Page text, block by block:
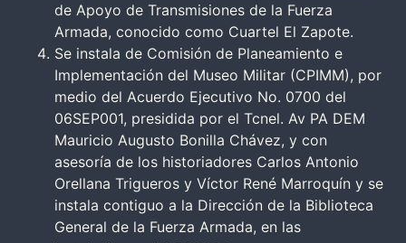
de Apoyo de Transmisiones de la Fuerza
Armada, conocido como Cuartel El Zapote.
Se instala de Comisión de Planeamiento e
Implementación del Museo Militar (CPIMM), por
medio del Acuerdo Ejecutivo No. 0700 del
06SEP001, presidida por el Tcnel. Av PA DEM
Mauricio Augusto Bonilla Chávez, y con
asesoría de los historiadores Carlos Antonio
Orellana Trigueros y Víctor René Marroquín y se
instala contiguo a la Dirección de la Biblioteca
General de la Fuerza Armada, en las